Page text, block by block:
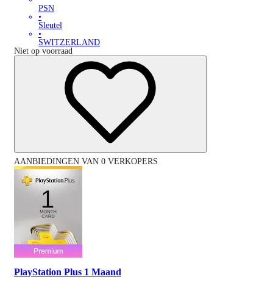
PSN
•
Sleutel
•
SWITZERLAND
Niet op voorraad
AANBIEDINGEN VAN 0 VERKOPERS
PlayStation Plus 1 Maand